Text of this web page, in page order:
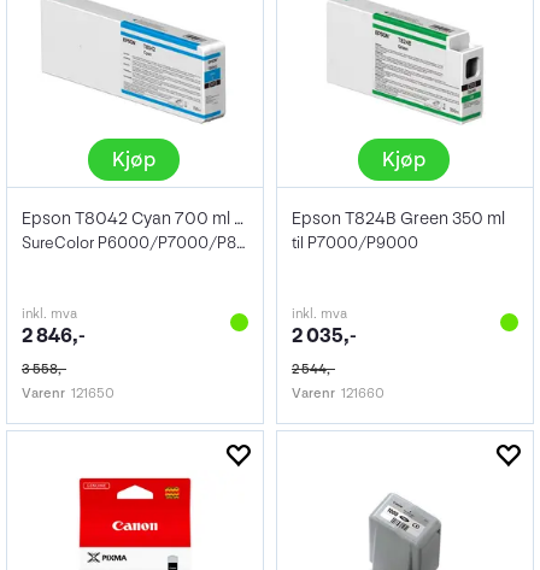
Kjøp
Epson T8042 Cyan 700 ml HDX
SureColor P6000/P7000/P8000/P9000
inkl. mva
2 846,-
3 558,-
Varenr 121650
Kjøp
Epson T824B Green 350 ml
til P7000/P9000
inkl. mva
2 035,-
2 544,-
Varenr 121660